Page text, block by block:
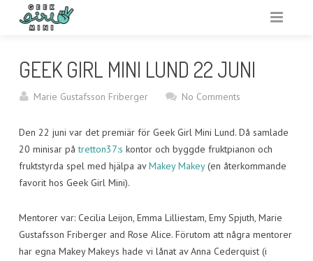
VAR?
RESURSER
OM
GEEK GIRL MINI LUND 22 JUNI
Marie Gustafsson Friberger No Comments
Den 22 juni var det premiär för Geek Girl Mini Lund. Då samlade
20 minisar påtretton37:s kontor och byggde fruktpianon och
fruktstyrda spel med hjälpa avMakey Makey(en återkommande
favorit hos Geek Girl Mini).
Mentorer var: Cecilia Leijon, Emma Lilliestam, Emy Spjuth, Marie
Gustafsson Friberger and Rose Alice. Förutom att några mentorer
har egna Makey Makeys hade vi lånat av Anna Cederquist (i